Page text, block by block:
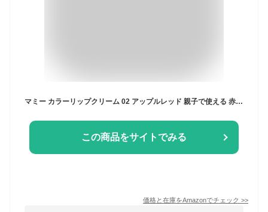
この商品をサイトでみる
価格と在庫をAmazonでチェック >>